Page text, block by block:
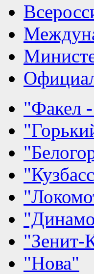
"Факел
"Зенит-
"Нова"